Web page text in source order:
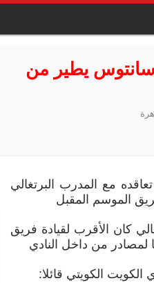
سانتوس يطير من
مع المدرب البرتغالي
الموسم المقبل
كان الأقرب لقيادة فريق
لمصادر من داخل النادي
الكويتي قائلا: